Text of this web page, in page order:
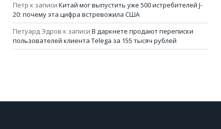
Петр к записи Китай мог выпустить уже 500 истребителей J-
20: почему эта цифра встревожила США
Петуард Эдров к записи В даркнете продают переписки
пользователей клиента Telega за 155 тысяч рублей